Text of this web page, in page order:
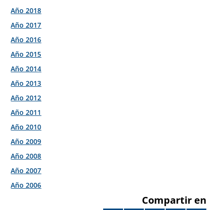
Año 2018
Año 2017
Año 2016
Año 2015
Año 2014
Año 2013
Año 2012
Año 2011
Año 2010
Año 2009
Año 2008
Año 2007
Año 2006
Compartir en